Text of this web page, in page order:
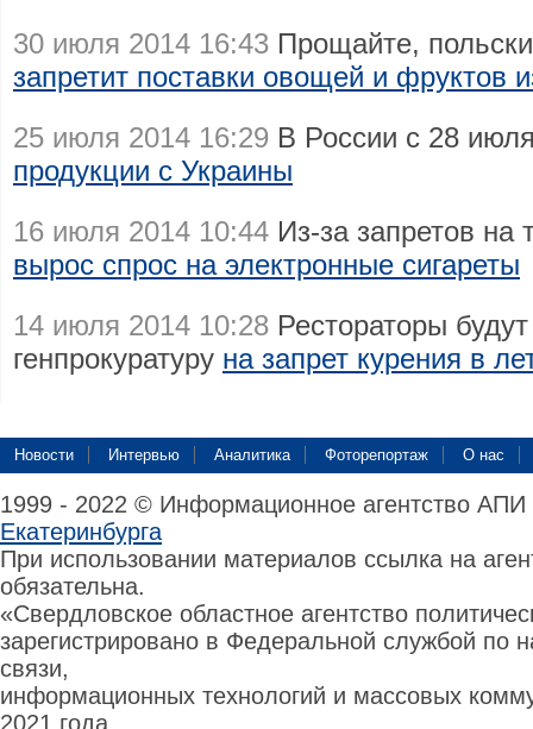
30 июля 2014 16:43 Прощайте,
запретит поставки овощей и фруктов
25 июля 2014 16:29 В России с 28
продукции с Украины
16 июля 2014 10:44 Из-за запретов на
вырос спрос на электронные сигареты
14 июля 2014 10:28 Рестораторы
генпрокуратуру на запрет курения в
Новости Интервью Аналитика Фоторепортаж О нас
1999 - 2022 © Информационное агентство
Екатеринбурга
При использовании материалов ссылка на
обязательна.
«Свердловское областное агентство
зарегистрировано в Федеральной службой по
связи,
информационных технологий и массовых
2021 года.